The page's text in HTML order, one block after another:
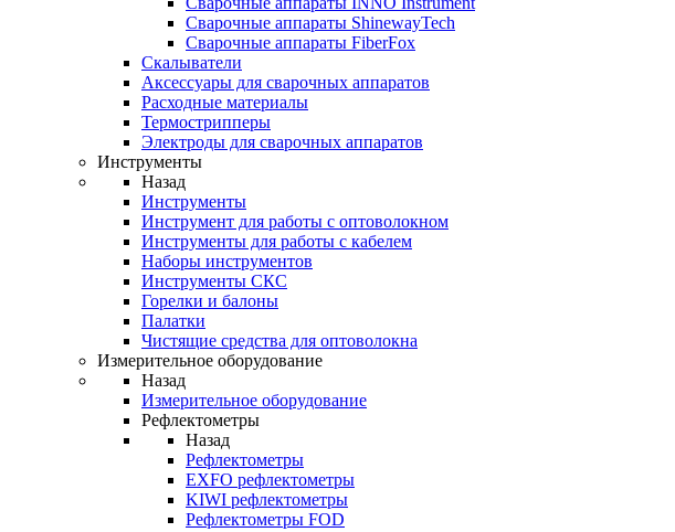
Сварочные аппараты ShinewayTech
Cварочные аппараты FiberFox
Скалыватели
Аксессуары для сварочных аппаратов
Расходные материалы
Термострипперы
Электроды для сварочных аппаратов
Инструменты
Назад
Инструменты
Инструмент для работы с оптоволокном
Инструменты для работы с кабелем
Наборы инструментов
Инструменты СКС
Горелки и балоны
Палатки
Чистящие средства для оптоволокна
Измерительное оборудование
Назад
Измерительное оборудование
Рефлектометры
Назад
Рефлектометры
EXFO рефлектометры
KIWI рефлектометры
Рефлектометры FOD